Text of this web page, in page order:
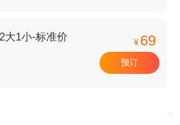
大1小-标准价 ¥ 69
预订